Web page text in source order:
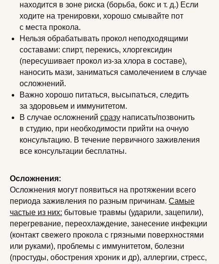
находится в зоне риска (борьба, бокс и т. д.) Если
ходите на тренировки, хорошо смывайте пот
с места прокола.
Нельзя обрабатывать прокол неподходящими
составами: спирт, перекись, хлоргексидин
(пересушивает прокол из-за хлора в составе),
наносить мази, заниматься самолечением в случае
осложнений.
Важно хорошо питаться, высыпаться, следить
за здоровьем и иммунитетом.
В случае осложнений сразу написать/позвонить
в студию, при необходимости прийти на очную
консультацию. В течение первичного заживления
все консультации бесплатны.
Осложнения:
Осложнения могут появиться на протяжении всего
периода заживления по разным причинам. Самые
частые из них: бытовые травмы (ударили, зацепили),
перегревание, переохлаждение, занесение инфекции
(контакт свежего прокола с грязными поверхностями
или руками), проблемы с иммунитетом, болезни
(простуды, обострения хроник и др), аллергии, стресс,